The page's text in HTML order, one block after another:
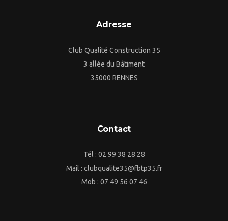
Adresse
Club Qualité Construction 35
3 allée du Bâtiment
35000 RENNES
Contact
Tél : 02 99 38 28 28
Mail : clubqualite35@fbtp35.fr
Mob : 07 49 56 07 46